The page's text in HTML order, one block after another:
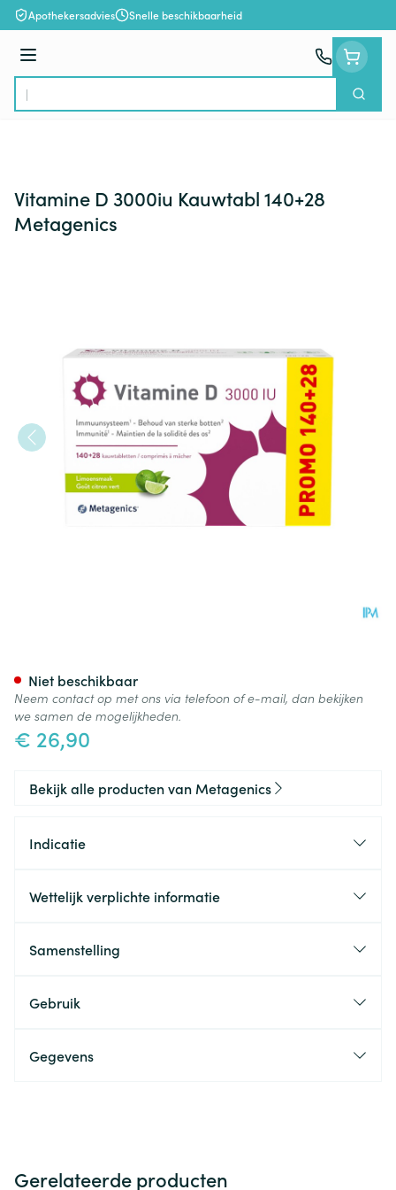
Ga naar de inhoud
Apothekersadvies Snelle beschikbaarheid
Menu
Product, merk, categorie...
Zoek
Vitamine D 3000iu Kauwtabl 140+28
Metagenics
€ 26,90
Niet beschikbaar
Neem contact op met ons via telefoon of e-mail, dan bekijken
we samen de mogelijkheden.
Bekijk alle producten van Metagenics
Indicatie
Wettelijk verplichte informatie
Samenstelling
Gebruik
Gegevens
Gerelateerde producten